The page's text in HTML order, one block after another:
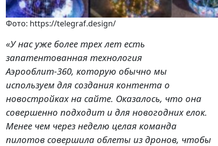
Фото: https://telegraf.design/
«У нас уже более трех лет есть
запатентованная технология
Аэрооблит-360, которую обычно мы
используем для создания контента о
новостройках на сайте. Оказалось, что она
совершенно подходит и для новогодних елок.
Менее чем через неделю целая команда
пилотов совершила облеты из дронов, чтобы